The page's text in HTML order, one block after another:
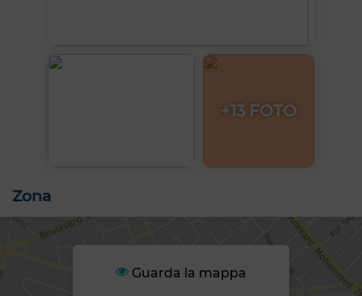
+13 FOTO
Zona
Guarda la mappa